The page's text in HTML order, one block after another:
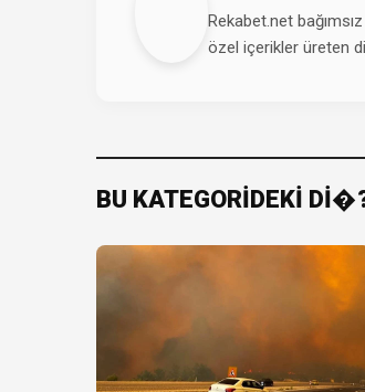
Rekabet.net
özel içerikler üreten
BU KATEGORİDEKİ